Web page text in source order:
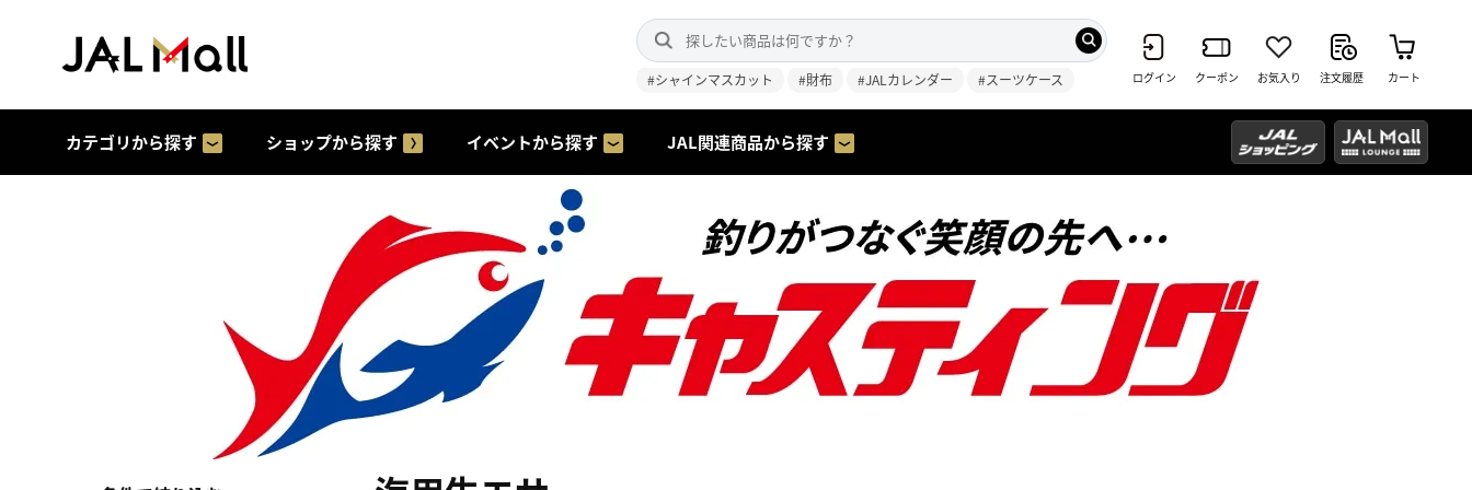
#シャインマスカット #財布 #JALカレンダー #スーツケース ログイン クーポン お気入り 注文履歴 カート
カテゴリから探す ショップから探す イベントから探す JAL関連商品から探す